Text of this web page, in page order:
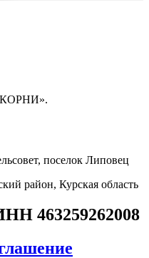
КОРНИ».
поселок Липовец
район, Курская область
463259262008